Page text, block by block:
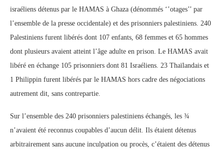
israéliens détenus par le HAMAS à Ghaza (dénommés ‘’otages’’ par
l’ensemble de la presse occidentale) et des prisonniers palestiniens. 240
Palestiniens furent libérés dont 107 enfants, 68 femmes et 65 hommes
dont plusieurs avaient atteint l’âge adulte en prison. Le HAMAS avait
libéré en échange 105 prisonniers dont 81 Israéliens. 23 Thaïlandais et
1 Philippin furent libérés par le HAMAS hors cadre des négociations
autrement dit, sans contrepartie.
Sur l’ensemble des 240 prisonniers palestiniens échangés, les ¾
n’avaient été reconnus coupables d’aucun délit. Ils étaient détenus
arbitrairement sans aucune inculpation ou procès, c’étaient des détenus